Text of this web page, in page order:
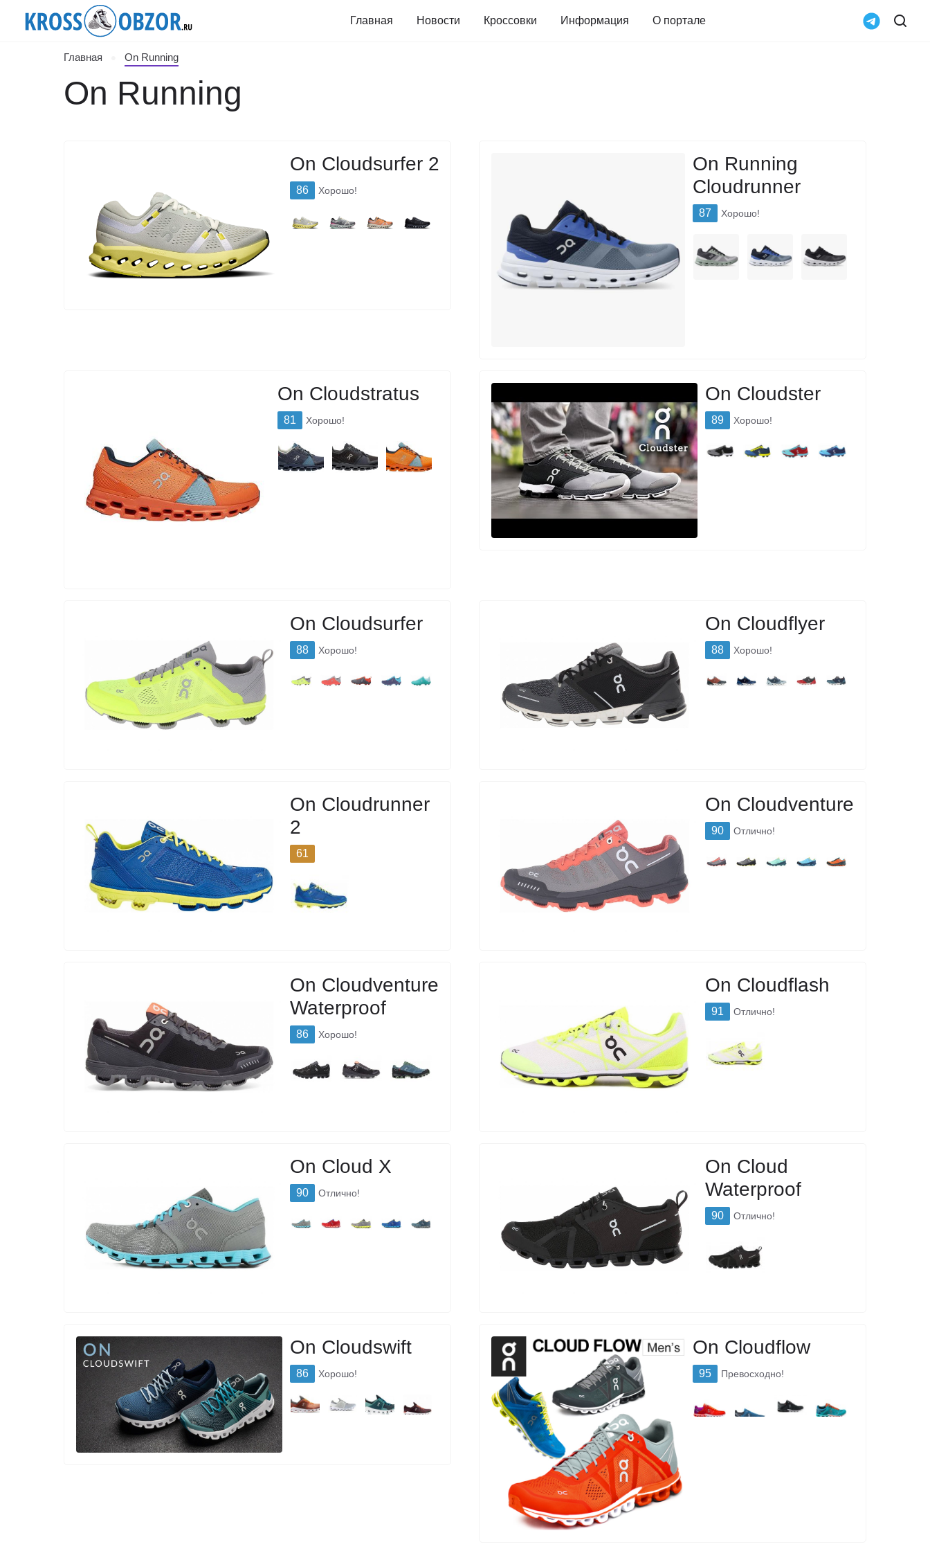
Главная Новости Кроссовки Информация О портале
Главная On Running
On Running
On Cloudsurfer 2
86 Хорошо!
On Running
Cloudrunner
87 Хорошо!
On Cloudstratus
81 Хорошо!
On Cloudster
89 Хорошо!
On Cloudsurfer
88 Хорошо!
On Cloudflyer
88 Хорошо!
On Cloudrunner
2
61
On Cloudventure
90 Отлично!
On Cloudventure
Waterproof
86 Хорошо!
On Cloudflash
91 Отлично!
On Cloud X
90 Отлично!
On Cloud
Waterproof
90 Отлично!
On Cloudswift
86 Хорошо!
On Cloudflow
95 Превосходно!